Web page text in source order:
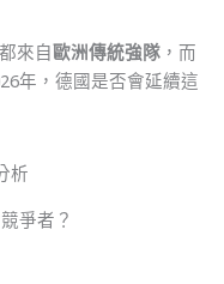
來自歐洲傳統強隊 ，而
年，德國是否會延續這
爭者？